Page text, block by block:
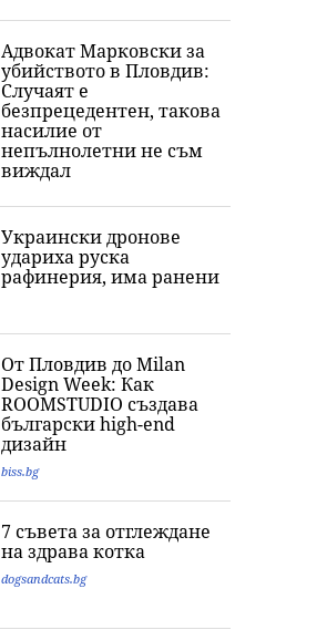
Адвокат Марковски за
убийството в Пловдив:
Случаят е
безпрецедентен, такова
насилие от
непълнолетни не съм
виждал
Украински дронове
удариха руска
рафинерия, има ранени
От Пловдив до Milan
Design Week: Как
ROOMSTUDIO създава
български high-end
дизайн
biss.bg
7 съвета за отглеждане
на здрава котка
dogsandcats.bg